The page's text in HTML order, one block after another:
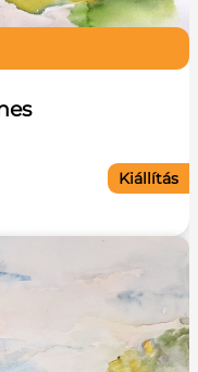
Kiállítás